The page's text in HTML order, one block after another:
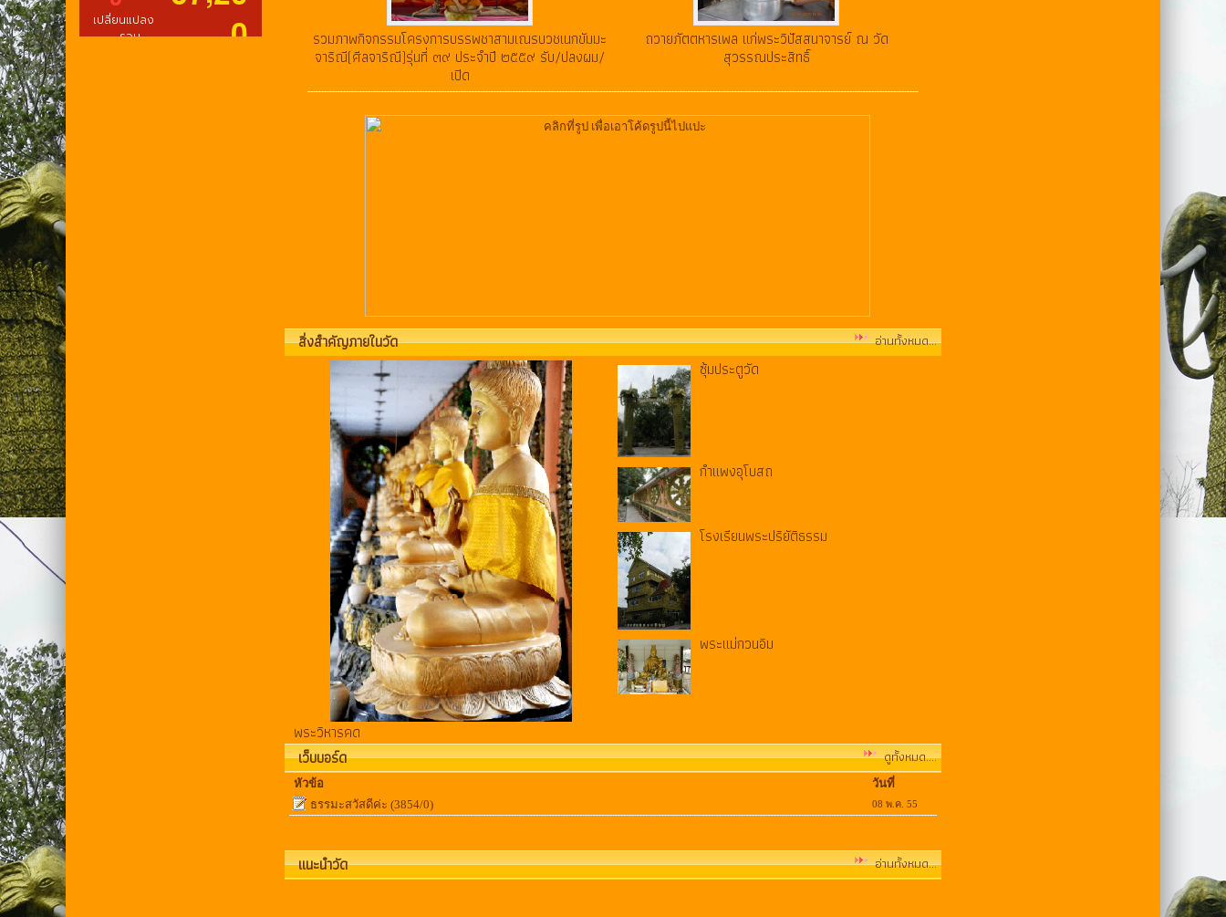
รวมภาพกิจกรรมโครงการบรรพชาสามเณรบวชเนกขัมมะ
จาริณี(ศีลจาริณี)รุ่นที่ ๓๙ ประจำปี ๒๕๕๙ รับ/ปลงผม/
เปิด
ถวายภัตตหารเพล แก่พระวิปัสสนาจารย์ ณ วัด
สุวรรณประสิทธิ์
สิ่งสำคัญภายในวัด อ่านทั้งหมด...
พระวิหารคด
ซุ้มประตูวัด
กำแพงอุโบสถ
โรงเรียนพระปริยัติธรรม
พระแม่กวนอิม
เว็บบอร์ด ดูทั้งหมด....
หัวข้อ
วันที่
ธรรมะสวัสดีค่ะ (3854/0) 08 พ.ค. 55
แนะนำวัด อ่านทั้งหมด...